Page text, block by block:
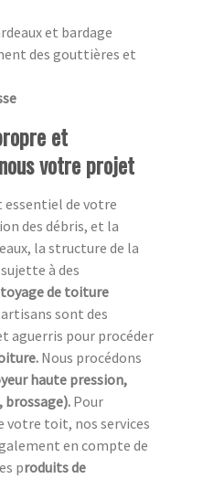
et bardage
des gouttières et
et
votre projet
de votre
des débris, et la
la structure de la
à des
de toiture
sont des
aguerris pour procéder
Nous procédons
haute pression,
Pour
toit, nos services
en compte de
produits de